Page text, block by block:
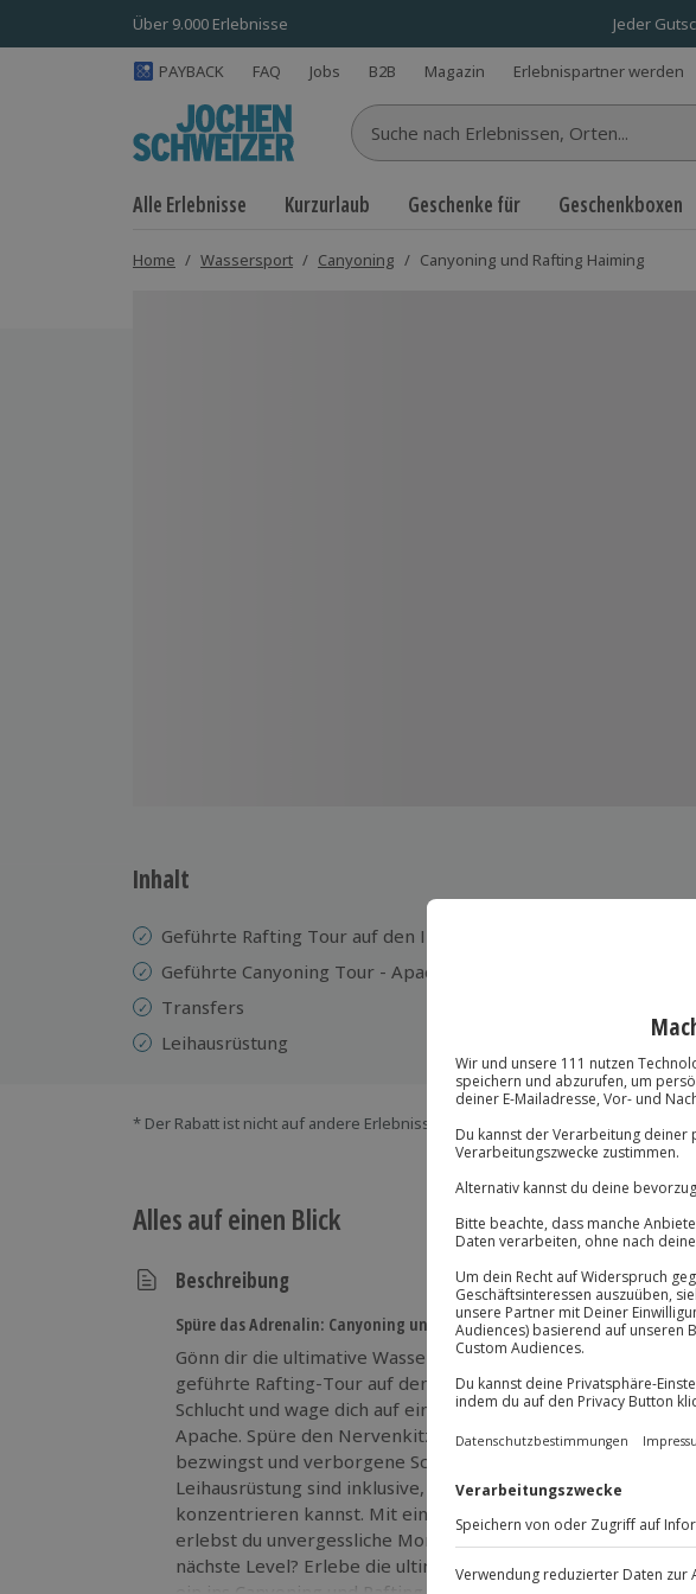
Über 9.000 Erlebnisse Jeder
PAYBACK FAQ Jobs B2B Magazin Erlebnispartner werden
Suche nach Erlebnissen...
Alle Erlebnisse Kurzurlaub Geschenke für Geschenkboxen
Home / Wassersport / Canyoning / Canyoning und Rafting Haiming
Inhalt
Geführte Rafting Tour auf den Inn - Imster Schlucht
Geführte Canyoning Tour - Apache
Transfers
Leihausrüstung
* Der Rabatt ist nicht auf andere Erlebnisse bei der Einlösung übertragbar.
Alles auf einen Blick
Beschreibung
Spüre das Adrenalin: Canyoning und Rafting!
Gönn dir die ultimative Wassersport-Action in Haiming! Erlebe
geführte Rafting-Tour auf dem Inn durch die
Schlucht und wage dich auf eine aufregende Canyoning-Tour
Apache. Spüre den Nervenkitzel, während du tosende
bezwingst und verborgene Schluchten entdeckst. Transfers
Leihausrüstung sind inklusive, sodass du dich voll auf das
konzentrieren kannst. Mit einem qualifizierten Guide an
erlebst du unvergessliche Momente in der Natur Tirols.
nächste Level? Erlebe die ultimative Wassersport-Action in Haiming! Tauch